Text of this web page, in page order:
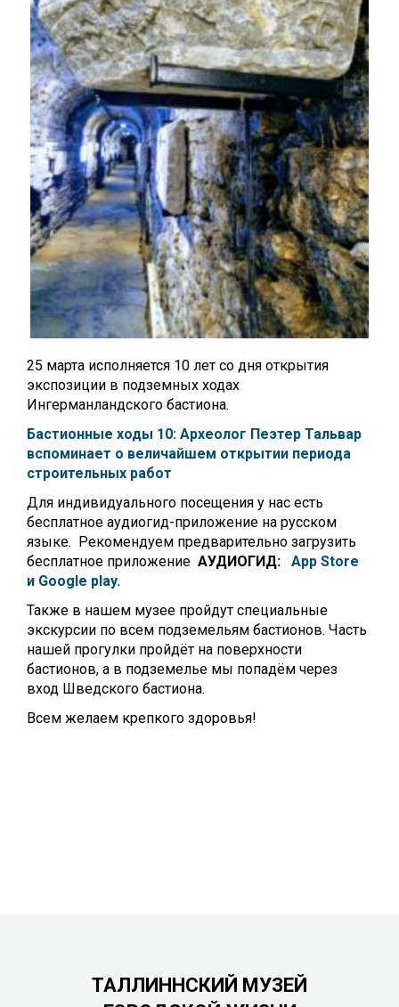
25 марта исполняется 10 лет со дня открытия
экспозиции в подземных ходах
Ингерманландского бастиона.
Бастионные ходы 10: Археолог Пеэтер Тальвар
вспоминает о величайшем открытии периода
строительных работ
Для индивидуального посещения у нас есть
бесплатное аудиогид-приложение на русском
языке. Рекомендуем предварительно загрузить
бесплатное приложение АУДИОГИД:
App Store
и Google play.
Также в нашем музее пройдут специальные
экскурсии по всем подземельям бастионов. Часть
нашей прогулки пройдёт на поверхности
бастионов, а в подземелье мы попадём через
вход Шведского бастиона.
Всем желаем крепкого здоровья!
ТАЛЛИННСКИЙ МУЗЕЙ